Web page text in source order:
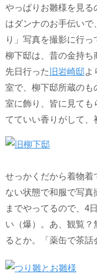
やっぱりお雛様を見る
はダンナのお手伝いで
り」写真を撮影に行っ
柳下邸は、昔の金持ち
先日行った 旧岩崎邸よ
室で、柳下邸所蔵のも
室に飾り、皆に見ても
てていい香りがして、
せっかくだから着物着
ない状態で和服で写真
までやってるので、4
い（爆）。あ、観覧？
るとか。「薬缶で茶話